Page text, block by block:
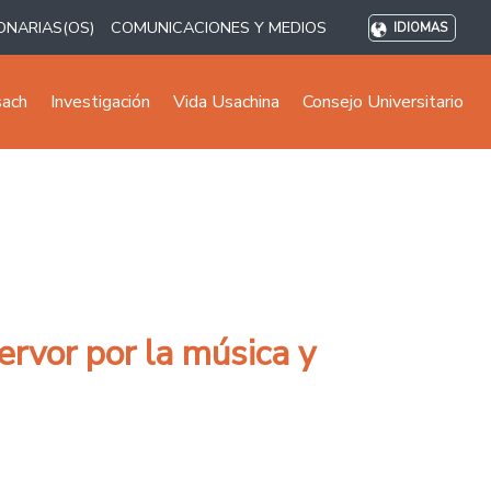
COMUNICACIONES Y MEDIOS IDIOMAS
Investigación Vida Usachina Consejo Universitario
por la música y